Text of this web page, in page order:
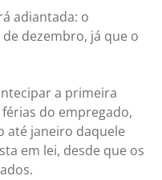
adiantada: o
dezembro, já que o
a primeira
do empregado,
até janeiro daquele
em lei, desde que os